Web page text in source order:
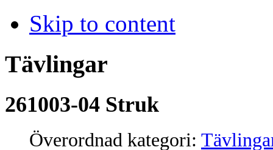
Skip to content
Tävlingar
261003-04 Struk
Överordnad kategori: